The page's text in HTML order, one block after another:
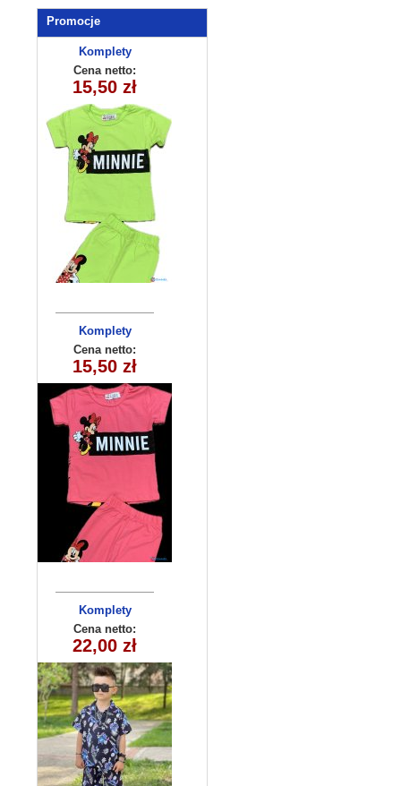
Promocje
Komplety
dziecięce
(5-8) 4szt
Cena netto:
15,50 zł
Komplety
dziecięce
(5-8) 4szt
Cena netto:
15,50 zł
Komplety
dziecięce
(3-10 ) 5szt
Cena netto:
22,00 zł